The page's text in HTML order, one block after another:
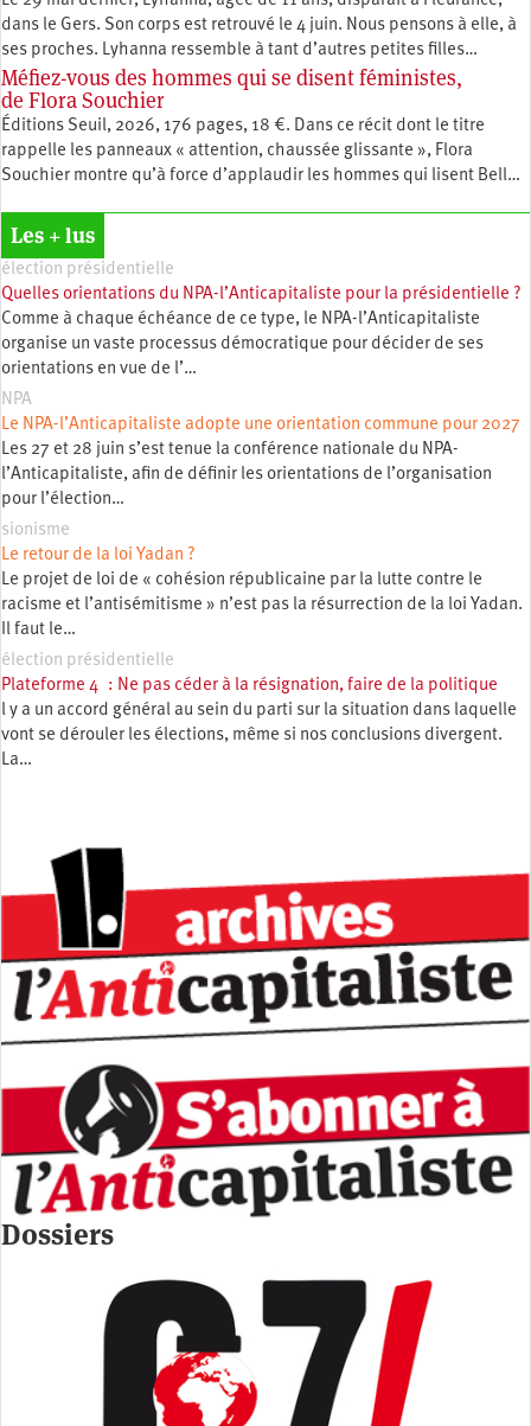
dans le Gers. Son corps est retrouvé le 4 juin. Nous pensons à elle, à
ses proches. Lyhanna ressemble à tant d’autres petites filles…
Méfiez-vous des hommes qui se disent féministes,
de Flora Souchier
Éditions Seuil, 2026, 176 pages, 18 €. Dans ce récit dont le titre
rappelle les panneaux « attention, chaussée glissante », Flora
Souchier montre qu’à force d’applaudir les hommes qui lisent Bell…
Les + lus
élection présidentielle
Quelles orientations du NPA-l’Anticapitaliste pour la présidentielle ?
Comme à chaque échéance de ce type, le NPA-l’Anticapitaliste
organise un vaste processus démocratique pour décider de ses
orientations en vue de l’…
NPA
Le NPA-l’Anticapitaliste adopte une orientation commune pour 2027
Les 27 et 28 juin s’est tenue la conférence nationale du NPA-
l’Anticapitaliste, afin de définir les orientations de l’organisation
pour l’élection…
sionisme
Le retour de la loi Yadan ?
Le projet de loi de « cohésion républicaine par la lutte contre le
racisme et l’antisémitisme » n’est pas la résurrection de la loi Yadan.
Il faut le…
élection présidentielle
Plateforme 4 : Ne pas céder à la résignation, faire de la politique
l y a un accord général au sein du parti sur la situation dans laquelle
vont se dérouler les élections, même si nos conclusions divergent.
La…
Dossiers